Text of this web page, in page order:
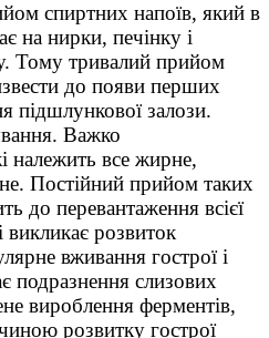
спиртних напоїв, який в
на нирки, печінку і
Тому тривалий прийом
до появи перших
підшлункової залози.
Важко
належить все жирне,
Постійний прийом таких
до перевантаження всієї
викликає розвиток
вживання гострої і
подразнення слизових
вироблення ферментів,
розвитку гострої